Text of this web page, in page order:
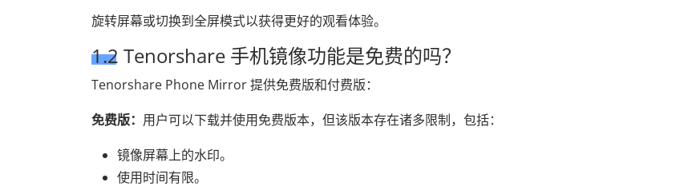
旋转屏幕或切换到全屏模式以获得更好的观看体验。
1.2 Tenorshare 手机镜像功能是免费的吗？
Tenorshare Phone Mirror 提供免费版和付费版：
免费版： 用户可以下载并使用免费版本，但该版本存在诸多限制，包括：
镜像屏幕上的水印。
使用时间有限。